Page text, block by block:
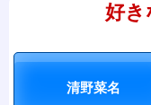
好き